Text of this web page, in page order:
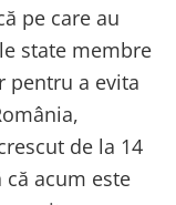
pe care au
state membre
pentru a evita
de la 14
că acum este